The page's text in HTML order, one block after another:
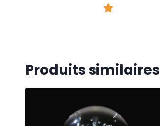

Produits similaires